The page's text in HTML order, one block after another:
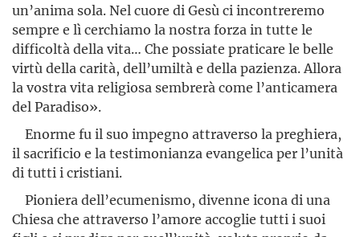
un’anima sola. Nel cuore di Gesù ci incontreremo
sempre e lì cerchiamo la nostra forza in tutte le
difficoltà della vita… Che possiate praticare le belle
virtù della carità, dell’umiltà e della pazienza. Allora
la vostra vita religiosa sembrerà come l’anticamera
del Paradiso».
Enorme fu il suo impegno attraverso la preghiera,
il sacrificio e la testimonianza evangelica per l’unità
di tutti i cristiani.
Pioniera dell’ecumenismo, divenne icona di una
Chiesa che attraverso l’amore accoglie tutti i suoi